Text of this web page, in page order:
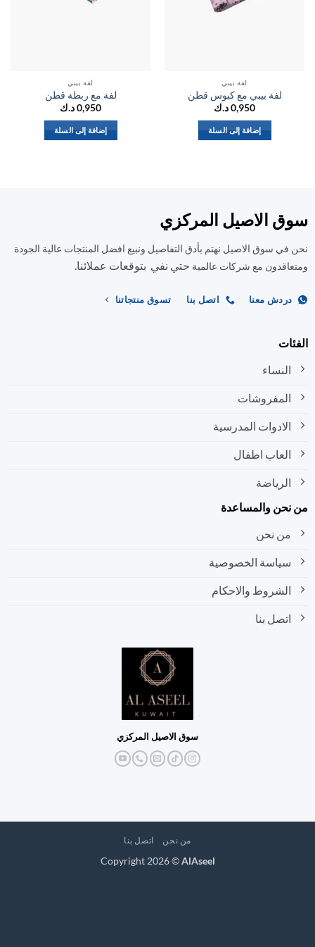
لفة بيبي
لفة بيبي مع كبوس قطن
0,950د.ك
إضافة إلى السلة
لفة بيبي
لفة مع ربطة قطن
0,950د.ك
إضافة إلى السلة
الاصيل المركزي
سوق الاصيل نهتم بأدق التفاصيل ونبيع افضل المنتجات عالية الجودة
مع شركات عالميةحتي نفي بتوقعات عملائنا.
دردش معنا اتصل بنا تسوق منتجاتنا
النساء
المفروشات
الادوات المدرسية
العاب اطفال
الرياضة
والمساعدة
من نحن
سياسة الخصوصية
الشروط والاحكام
اتصل بنا
سوق الاصيل المركزي
من نحن اتصل بنا
Copyright 2026 ©AlAseel